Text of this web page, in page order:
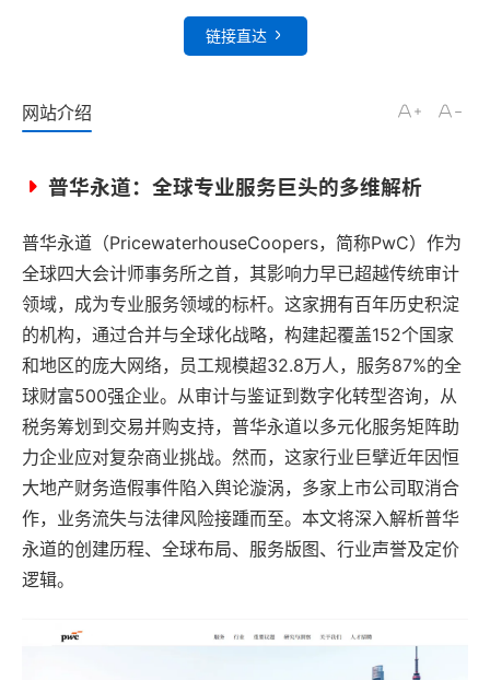
链接直达
网站介绍
普华永道：全球专业服务巨头的多维解析
普华永道（PricewaterhouseCoopers，简称PwC）作为
全球四大会计师事务所之首，其影响力早已超越传统审计
领域，成为专业服务领域的标杆。这家拥有百年历史积淀
的机构，通过合并与全球化战略，构建起覆盖152个国家
和地区的庞大网络，员工规模超32.8万人，服务87%的全
球财富500强企业。从审计与鉴证到数字化转型咨询，从
税务筹划到交易并购支持，普华永道以多元化服务矩阵助
力企业应对复杂商业挑战。然而，这家行业巨擘近年因恒
大地产财务造假事件陷入舆论漩涡，多家上市公司取消合
作，业务流失与法律风险接踵而至。本文将深入解析普华
永道的创建历程、全球布局、服务版图、行业声誉及定价
逻辑。